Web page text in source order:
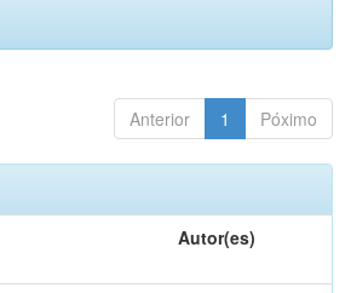
Anterior 1 Póximo
Autor(es)